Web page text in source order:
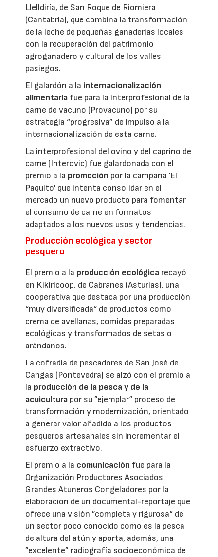
Llelldiría, de San Roque de Riomiera
(Cantabria), que combina la transformación
de la leche de pequeñas ganaderías locales
con la recuperación del patrimonio
agroganadero y cultural de los valles
pasiegos.
El galardón a la internacionalización
alimentaria fue para la interprofesional de la
carne de vacuno (Provacuno) por su
estrategia “progresiva” de impulso a la
internacionalización de esta carne.
La interprofesional del ovino y del caprino de
carne (Interovic) fue galardonada con el
premio a la promoción por la campaña 'El
Paquito' que intenta consolidar en el
mercado un nuevo producto para fomentar
el consumo de carne en formatos
adaptados a los nuevos usos y tendencias.
Producción ecológica y sector
pesquero
El premio a la producción ecológica recayó
en Kikiricoop, de Cabranes (Asturias), una
cooperativa que destaca por una producción
“muy diversificada“ de productos como
crema de avellanas, comidas preparadas
ecológicas y transformados de setas o
arándanos.
La cofradía de pescadores de San José de
Cangas (Pontevedra) se alzó con el premio a
la producción de la pesca y de la
acuicultura por su ”ejemplar“ proceso de
transformación y modernización, orientado
a generar valor añadido a los productos
pesqueros artesanales sin incrementar el
esfuerzo extractivo.
El premio a la comunicación fue para la
Organización Productores Asociados
Grandes Atuneros Congeladores por la
elaboración de un documental-reportaje que
ofrece una visión ”completa y rigurosa“ de
un sector poco conocido como es la pesca
de altura del atún y aporta, además, una
”excelente” radiografía socioeconómica de